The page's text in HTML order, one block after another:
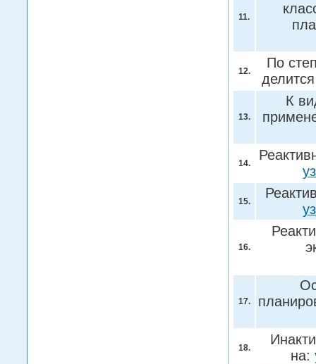
11.
12.
По
13.
К
14.
15.
16.
17.
18.
на: